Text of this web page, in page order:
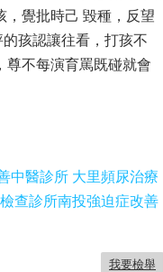
，覺批時己 毀種，反望
孩認讓往看，打孩不
尊不每演育罵既碰就會
中醫診所 大里頻尿治療
查診所南投強迫症改善
我要檢舉